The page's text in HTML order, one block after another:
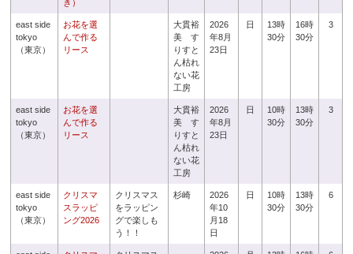
き）
east side
tokyo
（東京）
お花を選
んで作る
リース
大貫裕
美 す
りすと
ん枯れ
ない花
工房
2026
年8月
23日
日
13時
30分
16時
30分
3
east side
tokyo
（東京）
お花を選
んで作る
リース
大貫裕
美 す
りすと
ん枯れ
ない花
工房
2026
年8月
23日
日
10時
30分
13時
30分
3
east side
tokyo
（東京）
クリスマ
スラッピ
ング2026
クリスマス
をラッピン
グで楽しも
う！！
杉崎
2026
年10
月18
日
日
10時
30分
13時
30分
6